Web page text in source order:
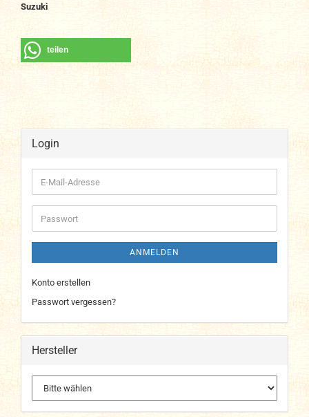
Suzuki
teilen
Login
E-
Mail-
Adresse
Passwort
ANMELDEN
Konto erstellen
Passwort vergessen?
Hersteller